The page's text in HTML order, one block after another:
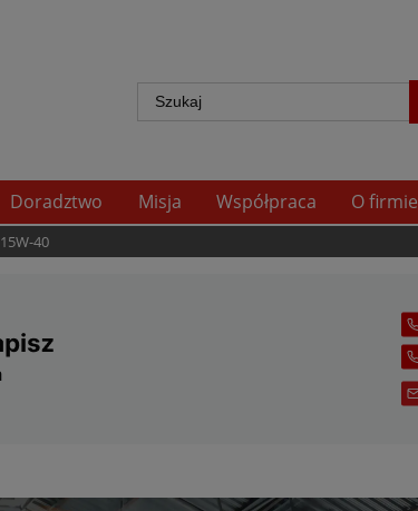
Doradztwo Misja Współpraca O firmie
15W-40